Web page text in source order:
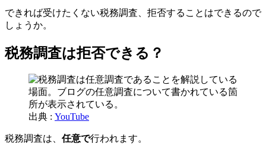
できれば受けたくない税務調査、拒否することはできるので
しょうか。
税務調査は拒否できる？
出典 : YouTube
税務調査は、 任意で行われます。